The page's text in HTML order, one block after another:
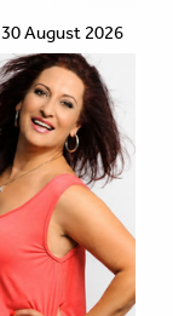
August 2026